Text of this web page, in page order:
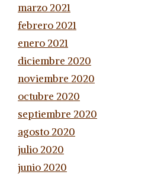
marzo 2021
febrero 2021
enero 2021
diciembre 2020
noviembre 2020
octubre 2020
septiembre 2020
agosto 2020
julio 2020
junio 2020